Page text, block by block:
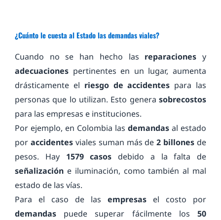
¿Cuánto le cuesta al Estado las demandas viales?
Cuando no se han hecho las reparaciones y
adecuaciones pertinentes en un lugar, aumenta
drásticamente el riesgo de accidentes para las
personas que lo utilizan. Esto genera sobrecostos
para las empresas e instituciones.
Por ejemplo, en Colombia las demandas al estado
por accidentesviales suman más de2 billones de
pesos. Hay 1579 casos debido a la falta de
señalización e iluminación, como también al mal
estado de las vías.
Para el caso de las empresas el costo por
demandas puede superar fácilmente los 50